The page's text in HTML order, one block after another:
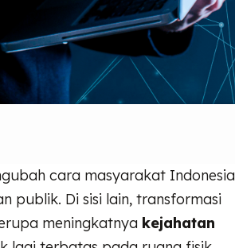
cara masyarakat Indonesia
publik. Di sisi lain, transformasi
meningkatnya kejahatan